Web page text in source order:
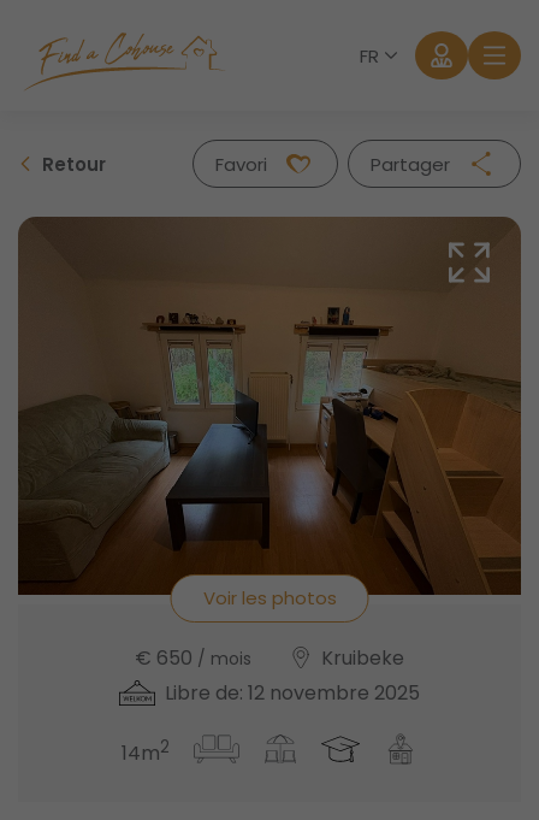
FR
Se connecter
Mot de passe oublié?
Retour Favori
Partager
Facebook
Twitter
Whatsapp
Voir les photos
€ 650 / mois
Kruibeke
Libre de: 12 novembre 2025
14m2